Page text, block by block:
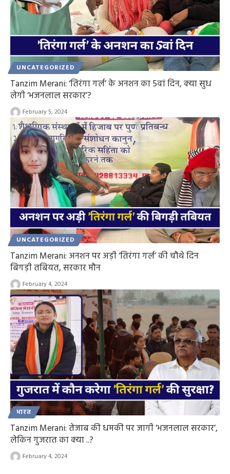
UNCATEGORIZED
Tanzim Merani: ‘तिरंगा गर्ल’ के अनशन का 5वां दिन, क्या सुध
लेगी ‘भजनलाल सरकार’?
February 5, 2024
UNCATEGORIZED
Tanzim Merani: अनशन पर अड़ी ‘तिरंगा गर्ल’ की चौथे दिन
बिगड़ी तबियत, सरकार मौन
February 4, 2024
भारत
Tanzim Merani: तेजाब की धमकी पर जागी ‘भजनलाल सरकार’,
लेकिन गुजरात का क्या ..?
February 4, 2024